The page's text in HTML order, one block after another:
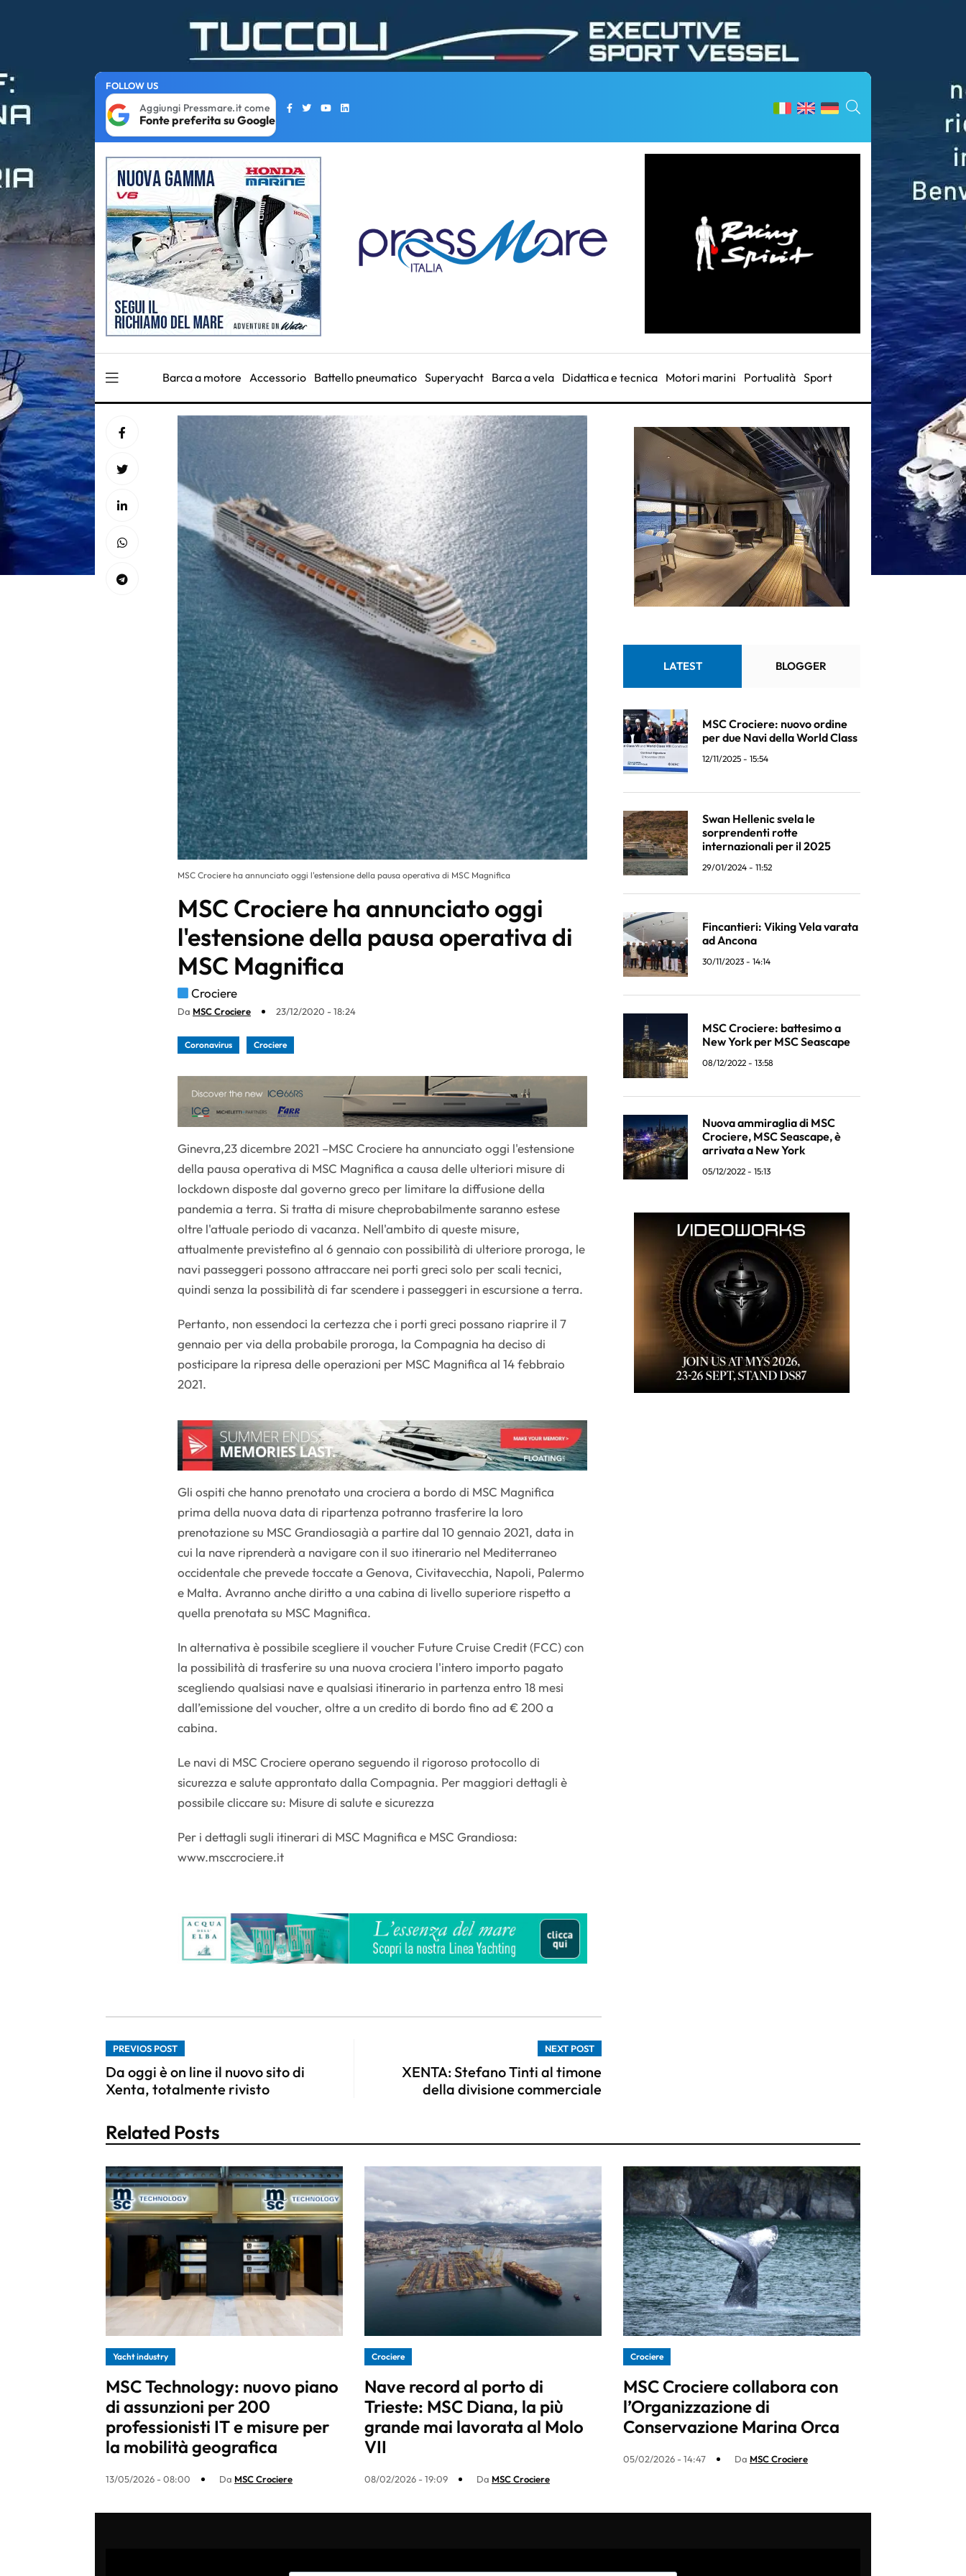
FOLLOW US
Aggiungi Pressmare.it come
Fonte preferita su Google
Barca a motore Accessorio Battello pneumatico Superyacht Barca a vela Didattica e tecnica Motori marini Portualità Sport
MSC Crociere ha annunciato oggi l'estensione della pausa operativa di MSC Magnifica
MSC Crociere ha annunciato oggi
l'estensione della pausa operativa di
MSC Magnifica
Crociere
Da MSC Crociere 23/12/2020 - 18:24
Coronavirus Crociere
Ginevra,23 dicembre 2021 –MSC Crociere ha annunciato oggi l'estensione
della pausa operativa di MSC Magnifica a causa delle ulteriori misure di
lockdown disposte dal governo greco per limitare la diffusione della
pandemia a terra. Si tratta di misure cheprobabilmente saranno estese
oltre l'attuale periodo di vacanza. Nell'ambito di queste misure,
attualmente previstefino al 6 gennaio con possibilità di ulteriore proroga, le
navi passeggeri possono attraccare nei porti greci solo per scali tecnici,
quindi senza la possibilità di far scendere i passeggeri in escursione a terra.
Pertanto, non essendoci la certezza che i porti greci possano riaprire il 7
gennaio per via della probabile proroga, la Compagnia ha deciso di
posticipare la ripresa delle operazioni per MSC Magnifica al 14 febbraio
2021.
Gli ospiti che hanno prenotato una crociera a bordo di MSC Magnifica
prima della nuova data di ripartenza potranno trasferire la loro
prenotazione su MSC Grandiosagià a partire dal 10 gennaio 2021, data in
cui la nave riprenderà a navigare con il suo itinerario nel Mediterraneo
occidentale che prevede toccate a Genova, Civitavecchia, Napoli, Palermo
e Malta. Avranno anche diritto a una cabina di livello superiore rispetto a
quella prenotata su MSC Magnifica.
In alternativa è possibile scegliere il voucher Future Cruise Credit (FCC) con
la possibilità di trasferire su una nuova crociera l'intero importo pagato
scegliendo qualsiasi nave e qualsiasi itinerario in partenza entro 18 mesi
dall’emissione del voucher, oltre a un credito di bordo fino ad € 200 a
cabina.
Le navi di MSC Crociere operano seguendo il rigoroso protocollo di
sicurezza e salute approntato dalla Compagnia. Per maggiori dettagli è
possibile cliccare su: Misure di salute e sicurezza
Per i dettagli sugli itinerari di MSC Magnifica e MSC Grandiosa:
www.msccrociere.it
PREVIOS POST
Da oggi è on line il nuovo sito di
Xenta, totalmente rivisto
NEXT POST
XENTA: Stefano Tinti al timone
della divisione commerciale
LATEST BLOGGER
MSC Crociere: nuovo ordine
per due Navi della World Class
12/11/2025 - 15:54
Swan Hellenic svela le
sorprendenti rotte
internazionali per il 2025
29/01/2024 - 11:52
Fincantieri: Viking Vela varata
ad Ancona
30/11/2023 - 14:14
MSC Crociere: battesimo a
New York per MSC Seascape
08/12/2022 - 13:58
Nuova ammiraglia di MSC
Crociere, MSC Seascape, è
arrivata a New York
05/12/2022 - 15:13
Related Posts
Yacht industry
MSC Technology: nuovo piano
di assunzioni per 200
professionisti IT e misure per
la mobilità geografica
13/05/2026 - 08:00 Da MSC Crociere
Crociere
Nave record al porto di
Trieste: MSC Diana, la più
grande mai lavorata al Molo
VII
08/02/2026 - 19:09 Da MSC Crociere
Crociere
MSC Crociere collabora con
l’Organizzazione di
Conservazione Marina Orca
05/02/2026 - 14:47 Da MSC Crociere